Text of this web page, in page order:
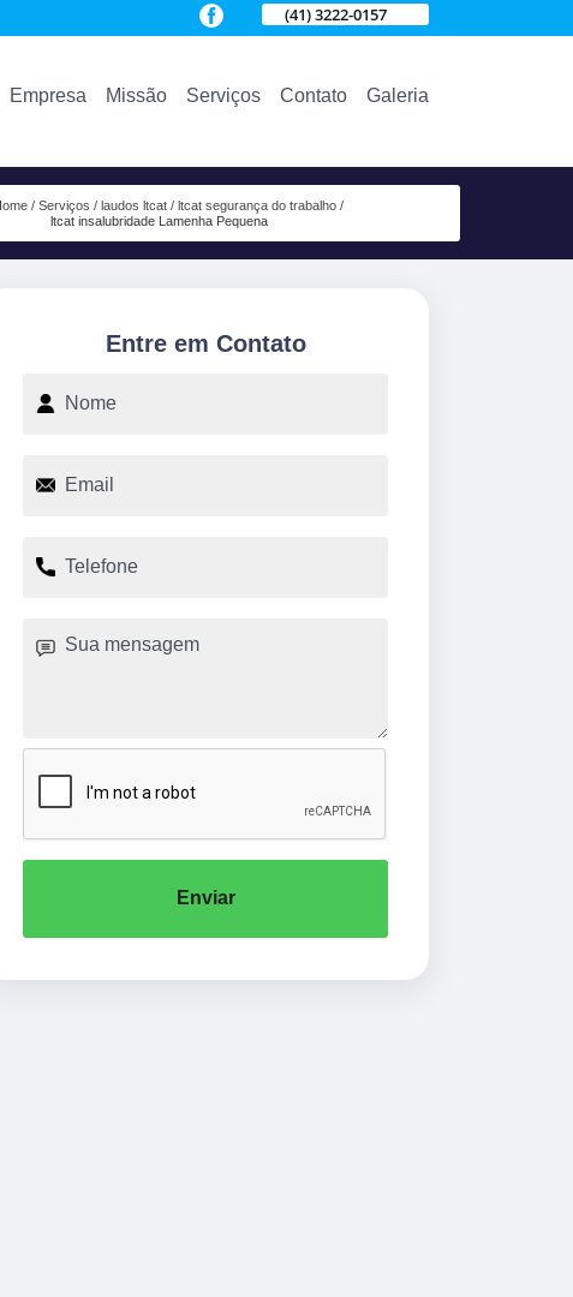
(41) 3222-0157
Empresa Missão Serviços Contato Galeria
Serviços laudos ltcat
ltcat segurança do trabalho
ltcat insalubridade Lamenha Pequena
Entre em Contato
Enviar